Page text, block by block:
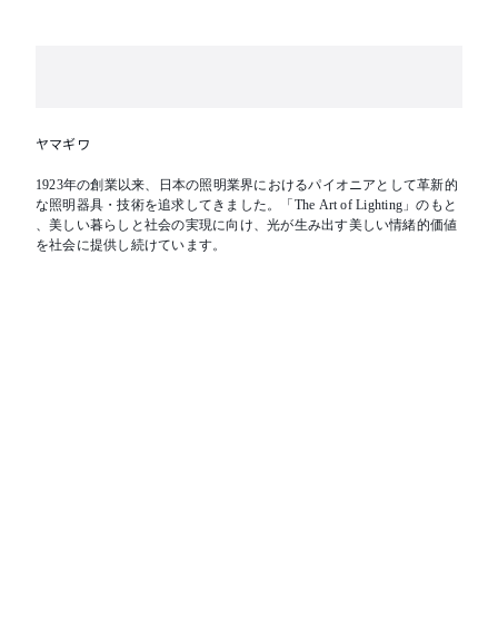
ヤマギワ
1923年の創業以来、日本の照明業界におけるパイオニアとして革新的
な照明器具・技術を追求してきました。「The Art of Lighting」のもと
、美しい暮らしと社会の実現に向け、光が生み出す美しい情緒的価値
を社会に提供し続けています。